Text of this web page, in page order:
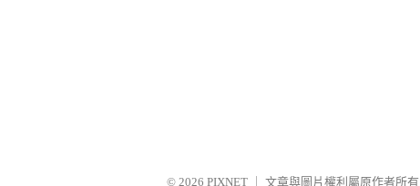
© 2026 PIXNET 文章與圖片權利屬原作者所有